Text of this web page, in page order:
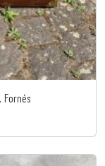
Fornés